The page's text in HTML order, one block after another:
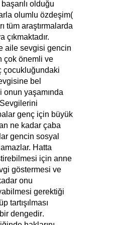
olduğu
olumlu özdeşim(
tüm araştırmalarda
çıkmaktadır.
sevgisi gencin
çok önemli ve
çocukluğundaki
bel
onun yaşamında
genç için büyük
ne kadar çaba
gencin sosyal
Hatta
için anne
göstermesi ve
onu
gerektiği
tartışılması
dengedir.